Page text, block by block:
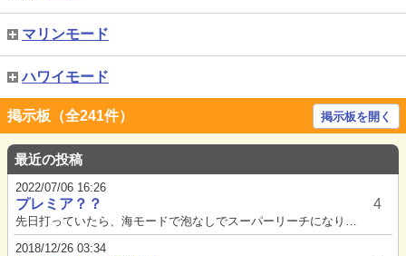
マリンモード
ハワイモード
掲示板（全241件） 掲示板を開く
最近の投稿
2022/07/06 16:26
プレミア？？
先日打っていたら、海モードで泡なしでスーパーリーチになり、確変で当たりましたがこれはプレミアですか？泡なしでは普通スーパ...
4
2018/12/26 03:34